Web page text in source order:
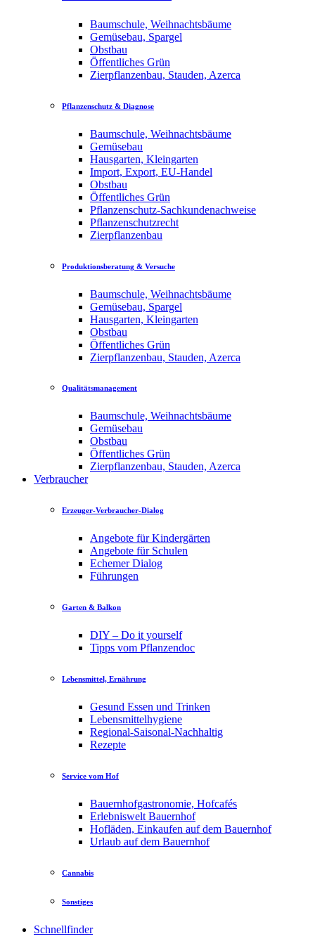
Baumschule, Weihnachtsbäume
Gemüsebau, Spargel
Obstbau
Öffentliches Grün
Zierpflanzenbau, Stauden, Azerca
Pflanzenschutz & Diagnose
Baumschule, Weihnachtsbäume
Gemüsebau
Hausgarten, Kleingarten
Import, Export, EU-Handel
Obstbau
Öffentliches Grün
Pflanzenschutz-Sachkundenachweise
Pflanzenschutzrecht
Zierpflanzenbau
Produktionsberatung & Versuche
Baumschule, Weihnachtsbäume
Gemüsebau, Spargel
Hausgarten, Kleingarten
Obstbau
Öffentliches Grün
Zierpflanzenbau, Stauden, Azerca
Qualitätsmanagement
Baumschule, Weihnachtsbäume
Gemüsebau
Obstbau
Öffentliches Grün
Zierpflanzenbau, Stauden, Azerca
Verbraucher
Erzeuger-Verbraucher-Dialog
Angebote für Kindergärten
Angebote für Schulen
Echemer Dialog
Führungen
Garten & Balkon
DIY – Do it yourself
Tipps vom Pflanzendoc
Lebensmittel, Ernährung
Gesund Essen und Trinken
Lebensmittelhygiene
Regional-Saisonal-Nachhaltig
Rezepte
Service vom Hof
Bauernhofgastronomie, Hofcafés
Erlebniswelt Bauernhof
Hofläden, Einkaufen auf dem Bauernhof
Urlaub auf dem Bauernhof
Cannabis
Sonstiges
Schnellfinder